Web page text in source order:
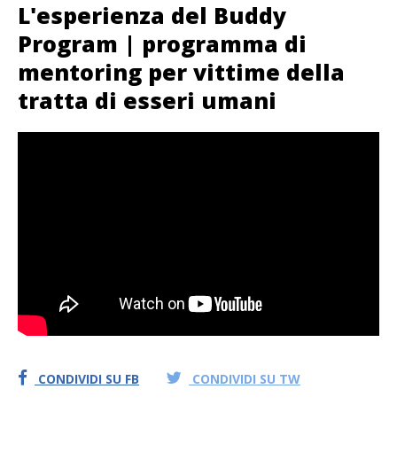
L'esperienza del Buddy
Program | programma di
mentoring per vittime della
tratta di esseri umani
CONDIVIDI SU FB CONDIVIDI SU TW